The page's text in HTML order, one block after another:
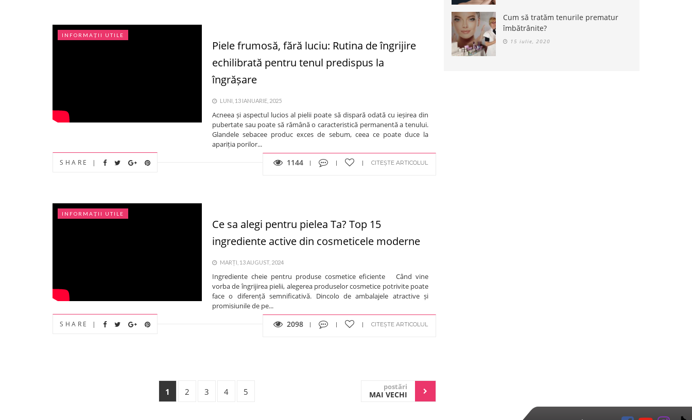
INFORMAȚII UTILE
Piele frumosă, fără luciu: Rutina de îngrijire
echilibrată pentru tenul predispus la
îngrășare
LUNI, 13 IANUARIE, 2025
Acneea și aspectul lucios al pielii poate să dispară odată cu ieșirea din
pubertate sau poate să rămână o caracteristică permanentă a tenului.
Glandele sebacee produc exces de sebum, ceea ce poate duce la
apariția porilor...
CITEȘTE ARTICOLUL
1144
SHARE |
INFORMAȚII UTILE
Ce sa alegi pentru pielea Ta? Top 15
ingrediente active din cosmeticele moderne
MARȚI, 13 AUGUST, 2024
Ingrediente cheie pentru produse cosmetice eficiente Când vine
vorba de îngrijirea pielii, alegerea produselor cosmetice potrivite poate
face o diferență semnificativă. Dincolo de ambalajele atractive și
promisiunile de pe...
CITEȘTE ARTICOLUL
2098
SHARE |
1 2 3 4 5 postări
MAI VECHI
Cum să tratăm tenurile prematur
îmbătrânite?
15 iulie, 2020